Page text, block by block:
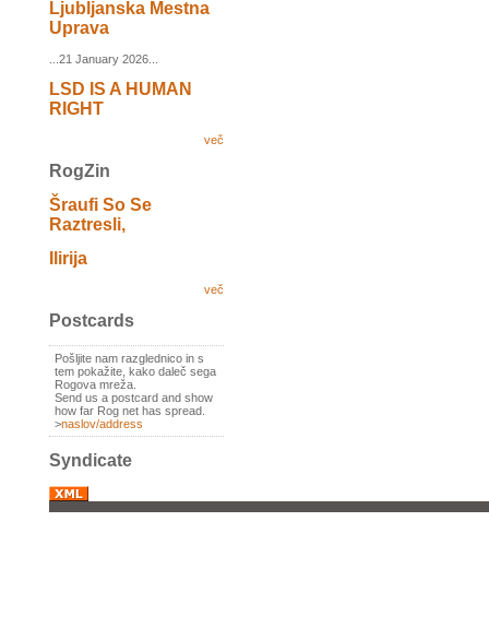
Ljubljanska Mestna
Uprava
...21 January 2026...
LSD IS A HUMAN
RIGHT
več
RogZin
Šraufi So Se
Raztresli,
Ilirija
več
Postcards
Pošljite nam razglednico in s
tem pokažite, kako daleč sega
Rogova mreža.
Send us a postcard and show
how far Rog net has spread.
>naslov/address
Syndicate